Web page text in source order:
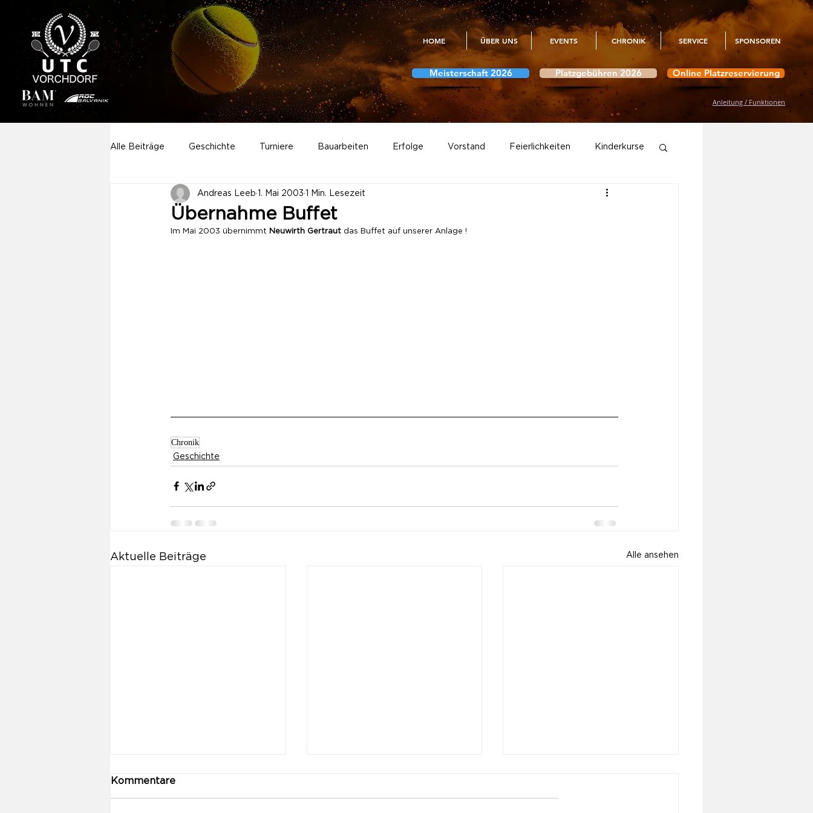
HOME ÜBER UNS EVENTS CHRONIK SERVICE SPONSOREN
Meisterschaft 2026 Platzgebühren 2026 Online Platzreservierung
Anleitung / Funktionen
Alle Beiträge Geschichte Turniere Bauarbeiten Erfolge Vorstand Feierlichkeiten Kinderkurse
Aktivitäten Sponsoring Meisterschaft Vereinsmeisterschaften
Übernahme Buffet
Andreas Leeb 1. Mai 2003 1 Min. Lesezeit
Im Mai 2003 übernimmt Neuwirth Gertraut das Buffet auf unserer Anlage !
Chronik
Geschichte
Aktuelle Beiträge Alle ansehen
Kommentare